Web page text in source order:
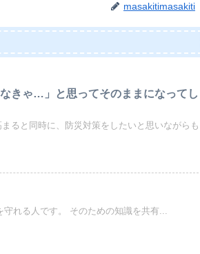
masakitimasakiti
きゃ…」と思ってそのままになってし
ると同時に、防災対策をしたいと思いながらも
れる人です。 そのための知識を共有...